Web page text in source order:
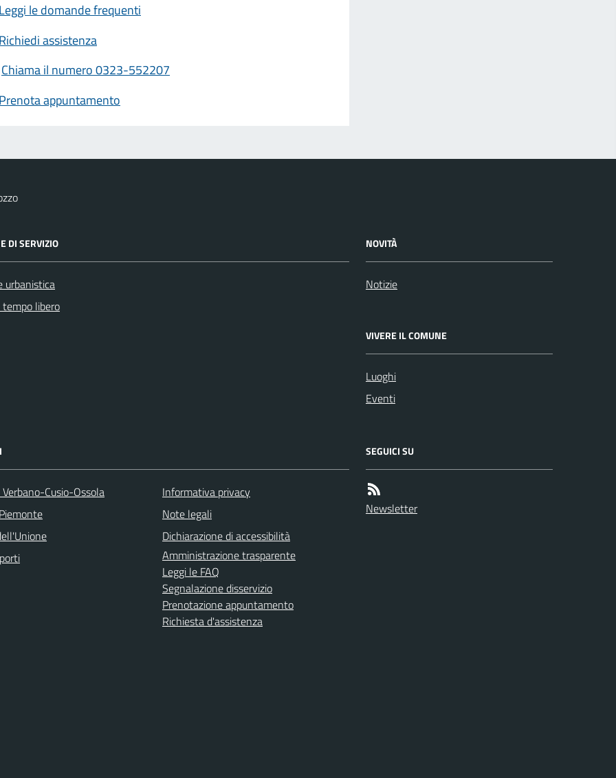
le domande frequenti
assistenza
Chiama il numero 0323-552207
appuntamento
DI SERVIZIO
urbanistica
libero
NOVITÀ
Notizie
VIVERE IL COMUNE
Luoghi
Eventi
Cusio-Ossola
Informativa privacy
Note legali
Dichiarazione di accessibilità
Amministrazione trasparente
Leggi le FAQ
Segnalazione disservizio
Prenotazione appuntamento
Richiesta d'assistenza
SEGUICI SU
Newsletter